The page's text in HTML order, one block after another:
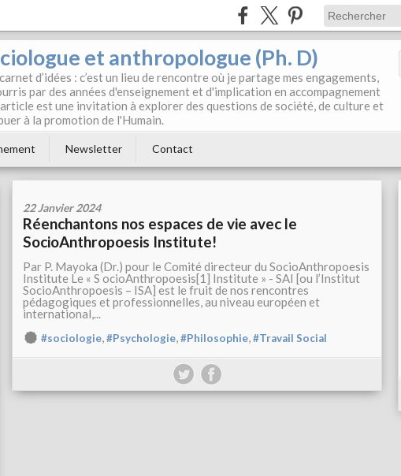
et anthropologue (Ph. D)
d’idées : c’est un lieu de rencontre où je partage mes engagements,
par des années d'enseignement et d'implication en accompagnement
est une invitation à explorer des questions de société, de culture et
à la promotion de l'Humain.
Newsletter Contact
22 Janvier 2024
Réenchantons nos espaces de vie avec le
SocioAnthropoesis Institute!
Par P. Mayoka (Dr.) pour le Comité directeur du SocioAnthropoesis
Institute Le « S ocioAnthropoesis[1] Institute » - SAI [ou l’Institut
SocioAnthropoesis – ISA] est le fruit de nos rencontres
pédagogiques et professionnelles, au niveau européen et
international,...
#sociologie,#Psychologie,#Philosophie,#Travail Social